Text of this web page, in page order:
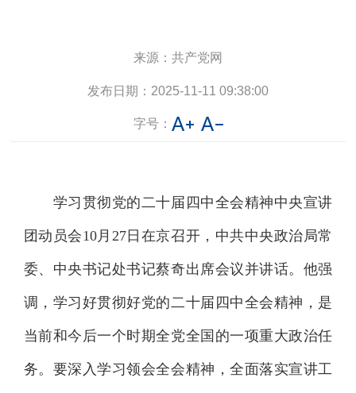
来源： 共产党网
发布日期： 2025-11-11 09:38:00
字号：
学习贯彻党的二十届四中全会精神中央宣讲
团动员会10月27日在京召开，中共中央政治局常
委、中央书记处书记蔡奇出席会议并讲话。他强
调，学习好贯彻好党的二十届四中全会精神，是
当前和今后一个时期全党全国的一项重大政治任
务。要深入学习领会全会精神，全面落实宣讲工